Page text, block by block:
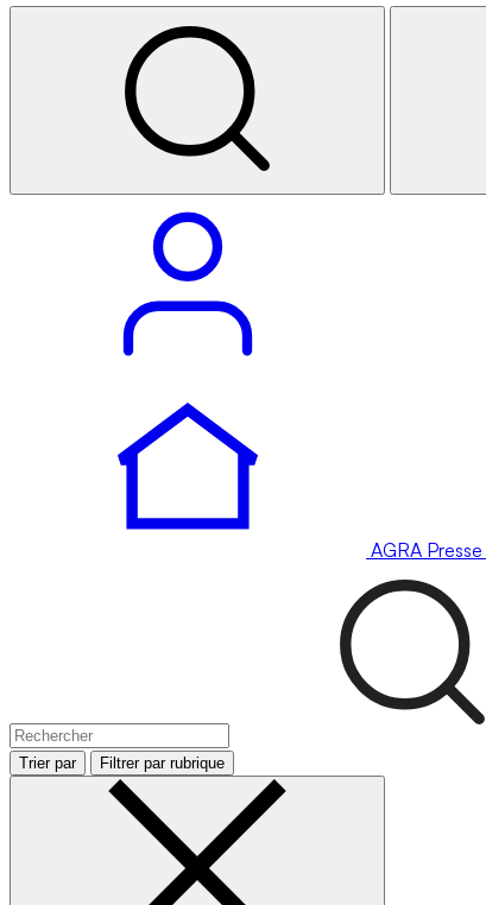
AGRA Presse
Trier par Filtrer par rubrique